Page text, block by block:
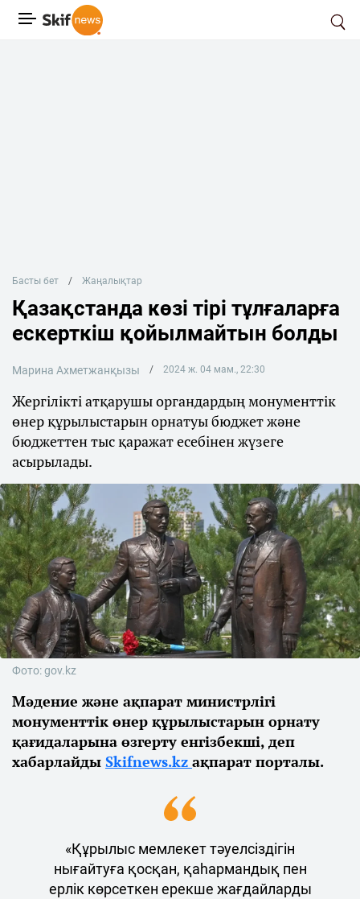
Басты бет Жаңалықтар
Қазақстанда көзі тірі тұлғаларға
ескерткіш қойылмайтын болды
Марина Ахметжанқызы 2024 ж. 04 мам., 22:30
Жергілікті атқарушы органдардың монументтік
өнер құрылыстарын орнатуы бюджет және
бюджеттен тыс қаражат есебінен жүзеге
асырылады.
Фото: gov.kz
Мәдение және ақпарат министрлігі
монументтік өнер құрылыстарын орнату
қағидаларына өзгерту енгізбекші, деп
хабарлайды Skifnews.kz ақпарат порталы.
«Құрылыс мемлекет тәуелсіздігін
нығайтуға қосқан, қаһармандық пен
ерлік көрсеткен ерекше жағдайларды